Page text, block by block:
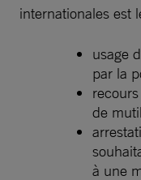
internationales est
usage
par la
de
à une